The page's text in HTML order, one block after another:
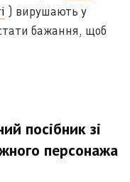
) вирушають у
бажання, щоб
посібник зі
персонажа